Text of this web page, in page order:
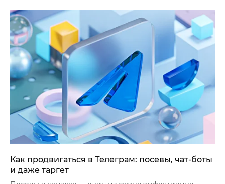
Как продвигаться в Телеграм: посевы, чат-боты
и даже таргет